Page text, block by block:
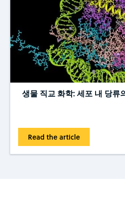
생물 직교 화학: 세포 내 당류
Read the article